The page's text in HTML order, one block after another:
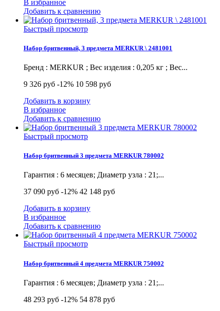
В избранное
Добавить к сравнению
Быстрый просмотр
Набор бритвенный, 3 предмета MERKUR \ 2481001
Бренд : MERKUR ; Вес изделия : 0,205 кг ; Вес...
9 326 руб -12% 10 598 руб
Добавить в корзину
В избранное
Добавить к сравнению
Быстрый просмотр
Набор бритвенный 3 предмета MERKUR 780002
Гарантия : 6 месяцев; Диаметр узла : 21;...
37 090 руб -12% 42 148 руб
Добавить в корзину
В избранное
Добавить к сравнению
Быстрый просмотр
Набор бритвенный 4 предмета MERKUR 750002
Гарантия : 6 месяцев; Диаметр узла : 21;...
48 293 руб -12% 54 878 руб